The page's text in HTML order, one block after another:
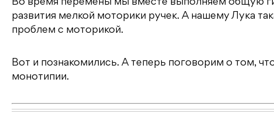
Во время перемены мы вместе выполняем общую
развития мелкой моторики ручек. А нашему Лука
проблем с моторикой.
Вот и познакомились. А теперь поговорим о том,
монотипии.